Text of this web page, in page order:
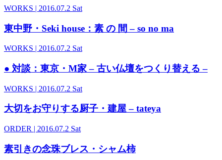
WORKS | 2016.07.2 Sat
東中野・Seki house：素 の 間 – so no ma
WORKS | 2016.07.2 Sat
● 対談：東京・M家 – 古い仏壇をつくり替える –
WORKS | 2016.07.2 Sat
大切をお守りする厨子・建屋 – tateya
ORDER | 2016.07.2 Sat
素引きの念珠ブレス・シャム柿